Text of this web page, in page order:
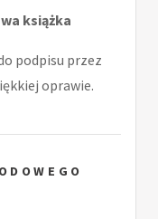
książka
podpisu przez
oprawie.